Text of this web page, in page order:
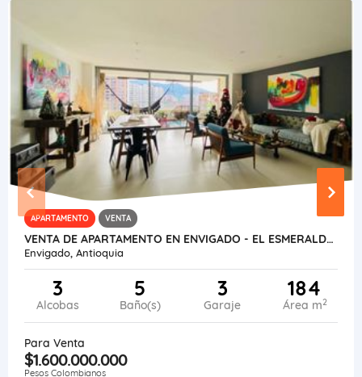
APARTAMENTO VENTA
VENTA DE APARTAMENTO EN ENVIGADO - EL ESMERALDAL
Envigado, Antioquia
3
Alcobas
5
Baño(s)
3
Garaje
184
Área m2
Para Venta
$1.600.000.000
Pesos Colombianos